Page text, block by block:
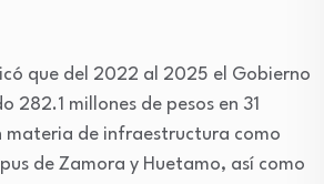
que del 2022 al 2025 el Gobierno
282.1 millones de pesos en 31
materia de infraestructura como
de Zamora y Huetamo, así como